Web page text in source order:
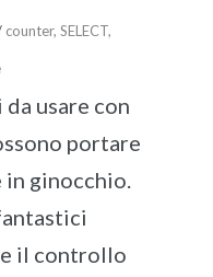
counter, SELECT,
usare con
portare
in ginocchio.
il controllo